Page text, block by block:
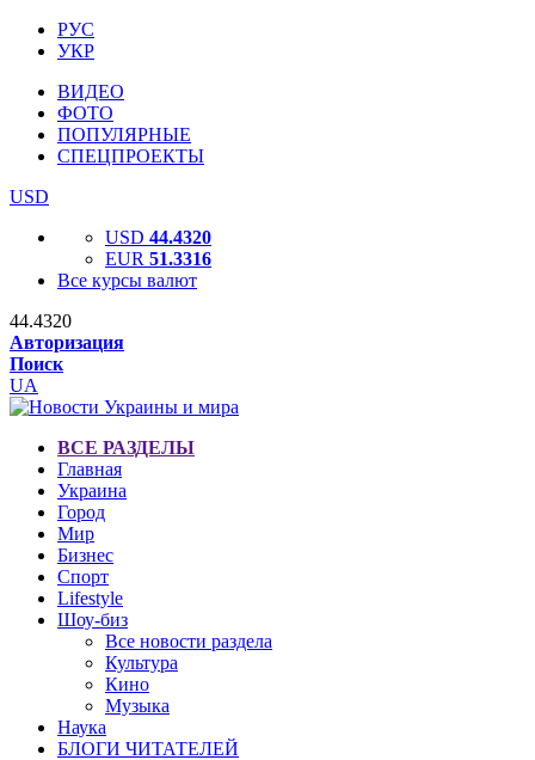
РУС
УКР
ВИДЕО
ФОТО
ПОПУЛЯРНЫЕ
СПЕЦПРОЕКТЫ
USD
USD 44.4320
EUR 51.3316
Все курсы валют
44.4320
Авторизация
Поиск
UA
ВСЕ РАЗДЕЛЫ
Главная
Украина
Город
Мир
Бизнес
Спорт
Lifestyle
Шоу-биз
Все новости раздела
Культура
Кино
Музыка
Наука
БЛОГИ ЧИТАТЕЛЕЙ